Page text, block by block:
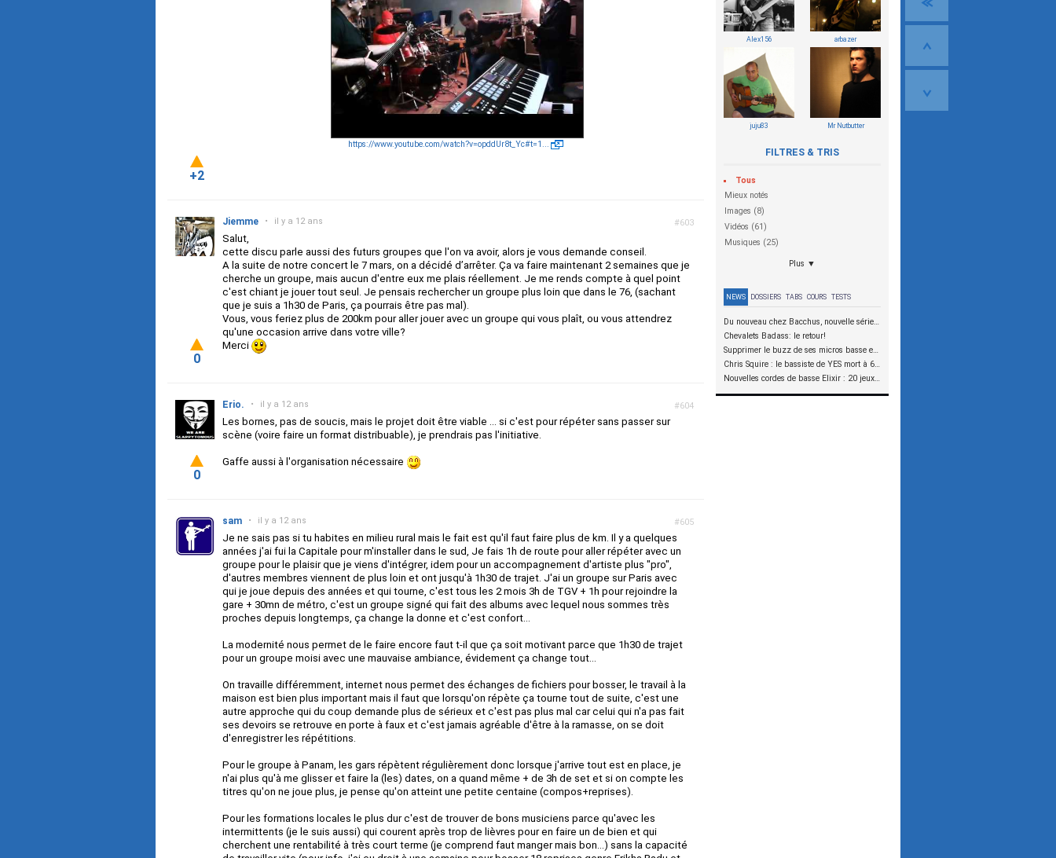
Alex156 arbazer
juju83 Mr Nutbutter
FILTRES & TRIS
Tous
Mieux notés
Images (8)
Vidéos (61)
Musiques (25)
Plus ▼
NEWS DOSSIERS TABS COURS TESTS
Du nouveau chez Bacchus, nouvelle série SCD
Chevalets Badass: le retour!
Supprimer le buzz de ses micros basse en reliant les aimants à la masse
Chris Squire : le bassiste de YES mort à 67 ans
Nouvelles cordes de basse Elixir : 20 jeux à tester !
https://www.youtube.com/watch?v=opddUr8t_Yc#t=1...
+2
#603
Jiemme • il y a 12 ans
Salut,
cette discu parle aussi des futurs groupes que l'on va avoir, alors je vous demande conseil.
A la suite de notre concert le 7 mars, on a décidé d’arrêter. Ça va faire maintenant 2 semaines que je
cherche un groupe, mais aucun d'entre eux me plais réellement. Je me rends compte à quel point
c'est chiant je jouer tout seul. Je pensais rechercher un groupe plus loin que dans le 76, (sachant
que je suis a 1h30 de Paris, ça pourrais être pas mal).
Vous, vous feriez plus de 200km pour aller jouer avec un groupe qui vous plaît, ou vous attendrez
qu'une occasion arrive dans votre ville?
Merci
0
#604
Erio. • il y a 12 ans
Les bornes, pas de soucis, mais le projet doit être viable ... si c'est pour répéter sans passer sur
scène (voire faire un format distribuable), je prendrais pas l'initiative.
Gaffe aussi à l'organisation nécessaire
0
#605
sam • il y a 12 ans
Je ne sais pas si tu habites en milieu rural mais le fait est qu'il faut faire plus de km. Il y a quelques
années j'ai fui la Capitale pour m'installer dans le sud, Je fais 1h de route pour aller répéter avec un
groupe pour le plaisir que je viens d'intégrer, idem pour un accompagnement d'artiste plus "pro",
d'autres membres viennent de plus loin et ont jusqu'à 1h30 de trajet. J'ai un groupe sur Paris avec
qui je joue depuis des années et qui tourne, c'est tous les 2 mois 3h de TGV + 1h pour rejoindre la
gare + 30mn de métro, c'est un groupe signé qui fait des albums avec lequel nous sommes très
proches depuis longtemps, ça change la donne et c'est confort...
La modernité nous permet de le faire encore faut t-il que ça soit motivant parce que 1h30 de trajet
pour un groupe moisi avec une mauvaise ambiance, évidement ça change tout...
On travaille différemment, internet nous permet des échanges de fichiers pour bosser, le travail à la
maison est bien plus important mais il faut que lorsqu'on répète ça tourne tout de suite, c'est une
autre approche qui du coup demande plus de sérieux et c'est pas plus mal car celui qui n'a pas fait
ses devoirs se retrouve en porte à faux et c'est jamais agréable d'être à la ramasse, on se doit
d'enregistrer les répétitions.
Pour le groupe à Panam, les gars répètent régulièrement donc lorsque j'arrive tout est en place, je
n'ai plus qu'à me glisser et faire la (les) dates, on a quand même + de 3h de set et si on compte les
titres qu'on ne joue plus, je pense qu'on atteint une petite centaine (compos+reprises).
Pour les formations locales le plus dur c'est de trouver de bons musiciens parce qu'avec les
intermittents (je le suis aussi) qui courent après trop de lièvres pour en faire un de bien et qui
cherchent une rentabilité à très court terme (je comprend faut manger mais bon...) sans la capacité